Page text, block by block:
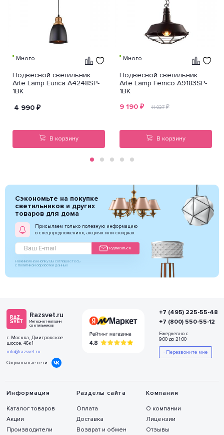
Много
Подвесной светильник
Arte Lamp Eurica A4248SP-
1BK
4 990 ₽
В корзину
Много
Подвесной светильник
Arte Lamp Ferrico A9183SP-
1BK
9 190 ₽ 11 037₽
В корзину
Сэкономьте на покупке
светильников и других
товаров для дома
Присылаем только полезную информацию
о спецпредложениях, акциях или скидках
Подписаться
Нажимая на кнопку Вы соглашаетесь
с политикой обработки данных
Razsvet.ru
Интернет-магазин
светильников
г. Москва, Дмитровское
шоссе, 46к1
info@razsvet.ru
Социальные сети:
Информация
Каталог товаров
Акции
Производители
Разделы сайта
Оплата
Доставка
Возврат и обмен
Компания
О компании
Лицензии
Отзывы
+7 (495) 225-55-48
+7 (800) 550-55-12
Ежедневно с
9:00 до 21:00
Перезвоните мне